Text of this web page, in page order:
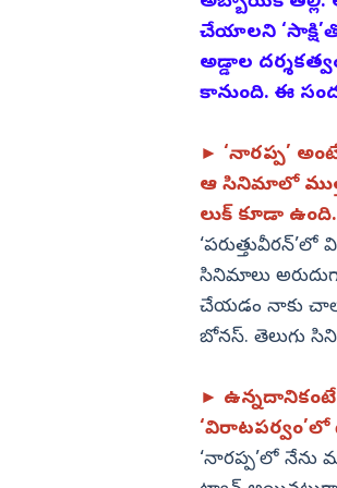
చేయాలని
అడ్డాల
కానుంది. ఈ
► ‘నారప్ప’
ఆ సినిమాలో
లుక్‌ కూడా
సినిమాలు
చేయడం నాకు
బోనస్‌. తెలుగు
► ఉన్నదానికంటే
‘నారప్ప’లో